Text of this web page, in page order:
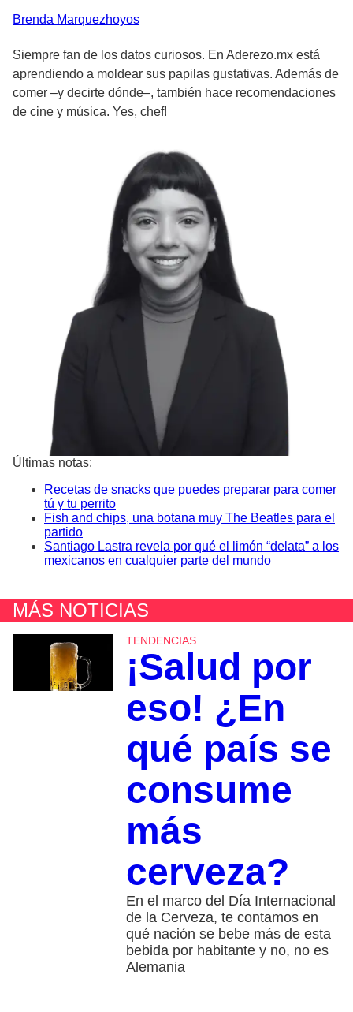
Brenda Marquezhoyos
Siempre fan de los datos curiosos. En Aderezo.mx está
aprendiendo a moldear sus papilas gustativas. Además de
comer –y decirte dónde–, también hace recomendaciones
de cine y música. Yes, chef!
Últimas notas:
Recetas de snacks que puedes preparar para comer
tú y tu perrito
Fish and chips, una botana muy The Beatles para el
partido
Santiago Lastra revela por qué el limón “delata” a los
mexicanos en cualquier parte del mundo
MÁS NOTICIAS
TENDENCIAS
¡Salud por
eso! ¿En
qué país se
consume
más
cerveza?
En el marco del Día Internacional
de la Cerveza, te contamos en
qué nación se bebe más de esta
bebida por habitante y no, no es
Alemania